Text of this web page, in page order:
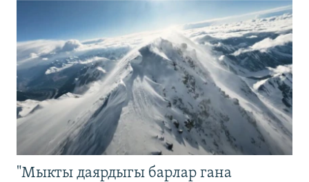
"Мыкты даярдыгы барлар гана